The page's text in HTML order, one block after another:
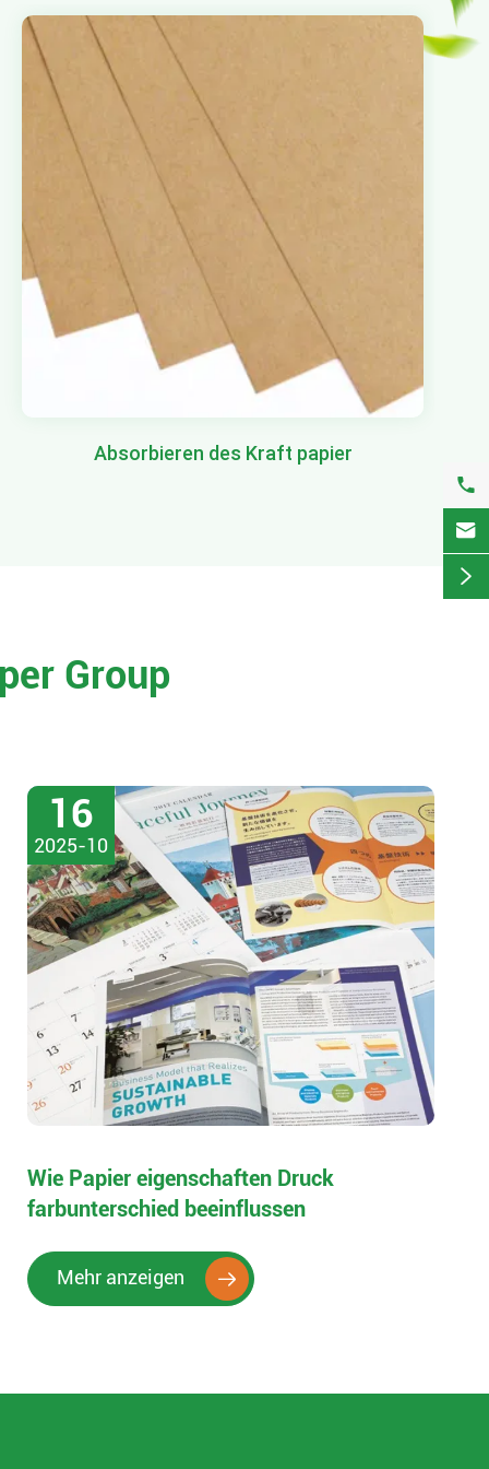
Absorbieren des Kraft papier
Group
16
2025-10
Wie Papier eigenschaften Druck
farbunterschied beeinflussen
Mehr anzeigen 


